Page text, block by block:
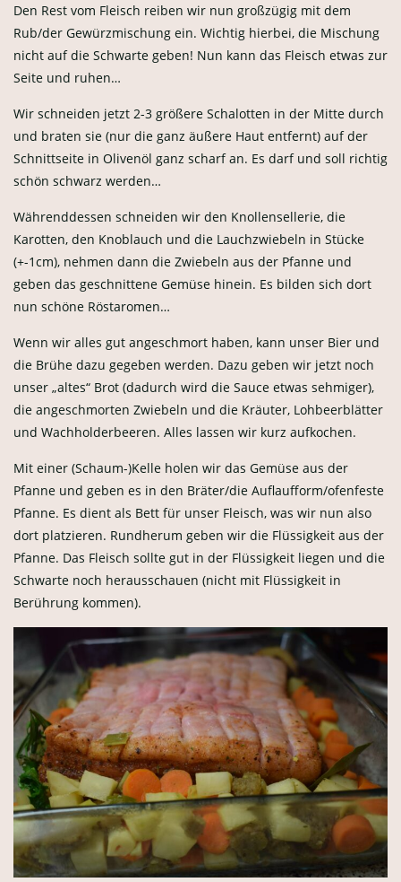
Den Rest vom Fleisch reiben wir nun großzügig mit dem
Rub/der Gewürzmischung ein. Wichtig hierbei, die Mischung
nicht auf die Schwarte geben! Nun kann das Fleisch etwas zur
Seite und ruhen…
Wir schneiden jetzt 2-3 größere Schalotten in der Mitte durch
und braten sie (nur die ganz äußere Haut entfernt) auf der
Schnittseite in Olivenöl ganz scharf an. Es darf und soll richtig
schön schwarz werden…
Währenddessen schneiden wir den Knollensellerie, die
Karotten, den Knoblauch und die Lauchzwiebeln in Stücke
(+-1cm), nehmen dann die Zwiebeln aus der Pfanne und
geben das geschnittene Gemüse hinein. Es bilden sich dort
nun schöne Röstaromen…
Wenn wir alles gut angeschmort haben, kann unser Bier und
die Brühe dazu gegeben werden. Dazu geben wir jetzt noch
unser „altes“ Brot (dadurch wird die Sauce etwas sehmiger),
die angeschmorten Zwiebeln und die Kräuter, Lohbeerblätter
und Wachholderbeeren. Alles lassen wir kurz aufkochen.
Mit einer (Schaum-)Kelle holen wir das Gemüse aus der
Pfanne und geben es in den Bräter/die Auflaufform/ofenfeste
Pfanne. Es dient als Bett für unser Fleisch, was wir nun also
dort platzieren. Rundherum geben wir die Flüssigkeit aus der
Pfanne. Das Fleisch sollte gut in der Flüssigkeit liegen und die
Schwarte noch herausschauen (nicht mit Flüssigkeit in
Berührung kommen).